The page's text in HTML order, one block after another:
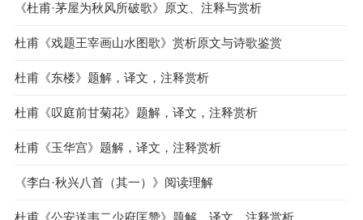
《杜甫·茅屋为秋风所破歌》原文、注释与赏析
杜甫《戏题王宰画山水图歌》赏析原文与诗歌鉴赏
杜甫《东楼》题解，译文，注释赏析
杜甫《叹庭前甘菊花》题解，译文，注释赏析
杜甫《玉华宫》题解，译文，注释赏析
《李白·秋兴八首（其一）》阅读理解
杜甫《公安送韦二少府匡赞》题解，译文，注释赏析